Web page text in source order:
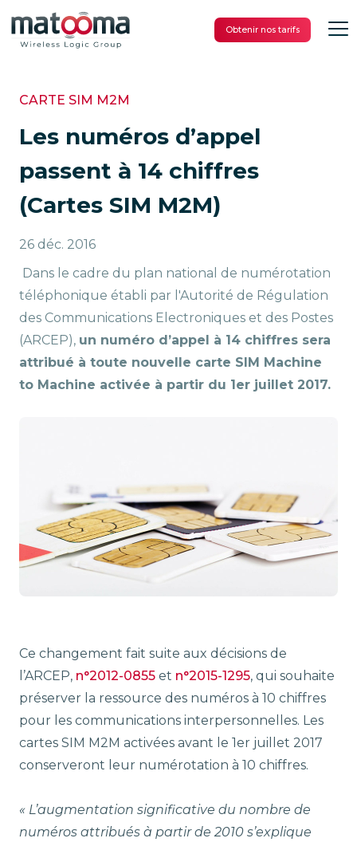
Obtenir nos tarifs
CARTE SIM M2M
Les numéros d’appel
passent à 14 chiffres
(Cartes SIM M2M)
26 déc. 2016
Dans le cadre du plan national de numérotation
téléphonique établi par l'Autorité de Régulation
des Communications Electroniques et des Postes
(ARCEP), un numéro d’appel à 14 chiffres sera
attribué à toute nouvelle carte SIM Machine
to Machine activée à partir du 1erjuillet 2017.
Ce changement fait suite aux décisions de
l’ARCEP, n°2012-0855et n°2015-1295, qui souhaite
préserver la ressource des numéros à 10 chiffres
pour les communications interpersonnelles. Les
cartes SIM M2M activées avant le 1erjuillet 2017
conserveront leur numérotation à 10 chiffres.
« L’augmentation significative du nombre de
numéros attribués à partir de 2010 s’explique